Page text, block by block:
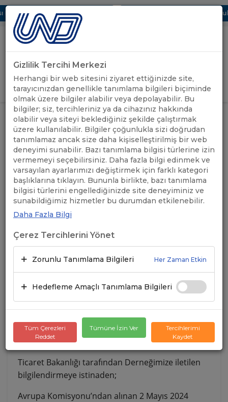
UBAK Bölümü Hakkında UND, Yunanistan Vize
Uluslararası Nakliyeciler Derneği
GİRİŞ YAP
ANASAYFA /
ÖNEMLİ
DUYURULAR
/ A.TR DOLAŞIM BELGELERİNE
ISLAK İMZA TATBİK EDİLMESİ
A.TR DOLAŞIM
BELGELERİNE ISLAK İMZA
TATBİK EDİLMESİ
07.05.2024
Ticaret Bakanlığı tarafından Derneğimize iletilen
bilgilendirmeye istinaden;
Avrupa Komisyonu’ndan alınan 2 Mayıs 2024
Gizlilik Tercihi Merkezi
Herhangi bir web sitesini ziyaret ettiğinizde site,
tarayıcınızdan genellikle tanımlama bilgileri biçiminde
olmak üzere bilgiler alabilir veya depolayabilir. Bu
bilgiler; siz, tercihleriniz ya da cihazınız hakkında
olabilir veya siteyi beklediğiniz şekilde çalıştırmak
üzere kullanılabilir. Bilgiler çoğunlukla sizi doğrudan
tanımlamaz ancak size daha kişiselleştirilmiş bir web
deneyimi sunabilir. Bazı tanımlama bilgisi türlerine izin
vermemeyi seçebilirsiniz. Daha fazla bilgi edinmek ve
varsayılan ayarlarımızı değiştirmek için farklı kategori
başlıklarına tıklayın. Bununla birlikte, bazı tanımlama
bilgisi türlerini engellediğinizde site deneyiminiz ve
sunabildiğimiz hizmetler bu durumdan etkilenebilir.
Daha Fazla Bilgi
Çerez Tercihlerini Yönet
Zorunlu Tanımlama Bilgileri Her Zaman Etkin
Hedefleme Amaçlı Tanımlama Bilgileri
Tüm Çerezleri
Reddet
Tümüne İzin Ver
Tercihlerimi
Kaydet